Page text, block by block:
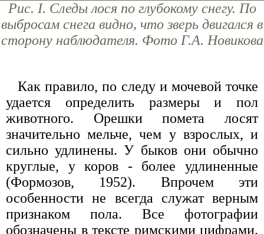
Рис. I. Следы лося по глубокому снегу. По
выбросам снега видно, что зверь двигался в
сторону наблюдателя. Фото Г.А. Новикова
Как правило, по следу и мочевой точке
удается определить размеры и пол
животного. Орешки помета лосят
значительно мельче, чем у взрослых, и
сильно удлинены. У быков они обычно
круглые, у коров - более удлиненные
(Формозов, 1952). Впрочем эти
особенности не всегда служат верным
признаком пола. Все фотографии
обозначены в тексте римскими цифрами.